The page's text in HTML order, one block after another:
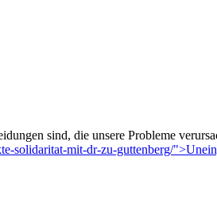
sind, die unsere Probleme
solidaritat-mit-dr-zu-guttenberg/